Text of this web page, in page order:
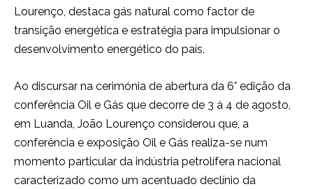
Lourenço, destaca gás natural como factor de
transição energética e estratégia para impulsionar o
desenvolvimento energético do país.
Ao discursar na cerimónia de abertura da 6° edição da
conferência Oil e Gás que decorre de 3 á 4 de agosto,
em Luanda, João Lourenço considerou que, a
conferência e exposição Oil e Gás realiza-se num
momento particular da indústria petrolífera nacional
caracterizado como um acentuado declínio da